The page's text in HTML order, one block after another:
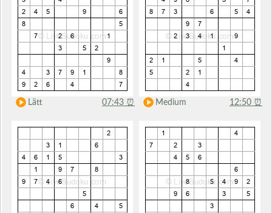
Lätt 07:43 ⏰ Medium 12:50 ⏰